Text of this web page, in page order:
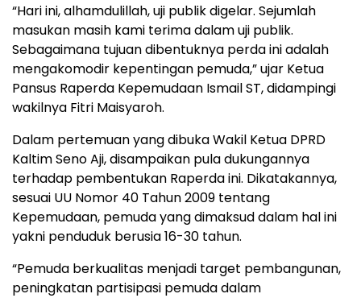
“Hari ini, alhamdulillah, uji publik digelar. Sejumlah
masukan masih kami terima dalam uji publik.
Sebagaimana tujuan dibentuknya perda ini adalah
mengakomodir kepentingan pemuda,” ujar Ketua
Pansus Raperda Kepemudaan Ismail ST, didampingi
wakilnya Fitri Maisyaroh.
Dalam pertemuan yang dibuka Wakil Ketua DPRD
Kaltim Seno Aji, disampaikan pula dukungannya
terhadap pembentukan Raperda ini. Dikatakannya,
sesuai UU Nomor 40 Tahun 2009 tentang
Kepemudaan, pemuda yang dimaksud dalam hal ini
yakni penduduk berusia 16-30 tahun.
“Pemuda berkualitas menjadi target pembangunan,
peningkatan partisipasi pemuda dalam